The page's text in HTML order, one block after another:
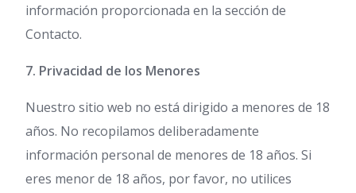
información proporcionada en la sección de
Contacto.
7. Privacidad de los Menores
Nuestro sitio web no está dirigido a menores de 18
años. No recopilamos deliberadamente
información personal de menores de 18 años. Si
eres menor de 18 años, por favor, no utilices